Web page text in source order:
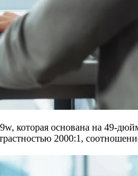
которая основана на 49-
2000:1,